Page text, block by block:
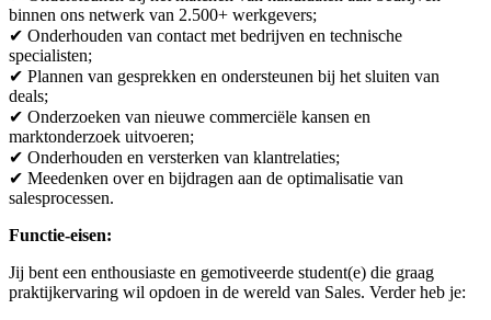
binnen ons netwerk van 2.500+ werkgevers;
✔ Onderhouden van contact met bedrijven en technische
specialisten;
✔ Plannen van gesprekken en ondersteunen bij het sluiten van
deals;
✔ Onderzoeken van nieuwe commerciële kansen en
marktonderzoek uitvoeren;
✔ Onderhouden en versterken van klantrelaties;
✔ Meedenken over en bijdragen aan de optimalisatie van
salesprocessen.
Functie-eisen:
Jij bent een enthousiaste en gemotiveerde student(e) die graag
praktijkervaring wil opdoen in de wereld van Sales. Verder heb je: